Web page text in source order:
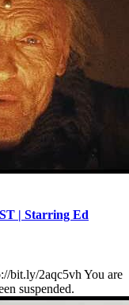
| Starring Ed
bit.ly/2aqc5vh You are
suspended.